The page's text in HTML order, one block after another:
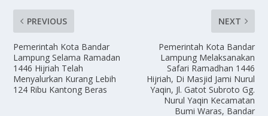
PREVIOUS
Pemerintah Kota Bandar
Lampung Selama Ramadan
1446 Hijriah Telah
Menyalurkan Kurang Lebih
124 Ribu Kantong Beras
NEXT
Pemerintah Kota Bandar
Lampung Melaksanakan
Safari Ramadhan 1446
Hijriah, Di Masjid Jami Nurul
Yaqin, Jl. Gatot Subroto Gg.
Nurul Yaqin Kecamatan
Bumi Waras, Bandar